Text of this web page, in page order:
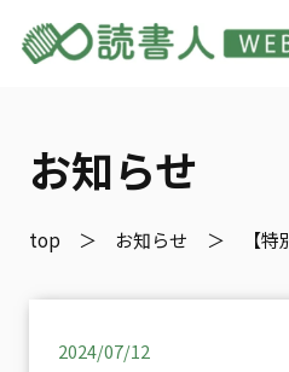
お知らせ
top お知らせ 【
2024/07/12